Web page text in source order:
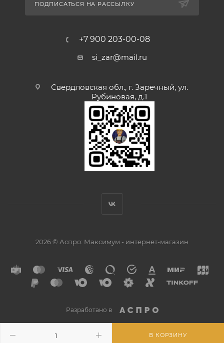
В КОРЗИНУ
ПОДПИСАТЬСЯ НА РАССЫЛКУ
+7 900 203-00-08
si_zar@mail.ru
Свердловская обл., г. Заречный, ул.
Рубиновая, д.1
2026 © Аспро: Максимум - интернет-магазин
Разработано в